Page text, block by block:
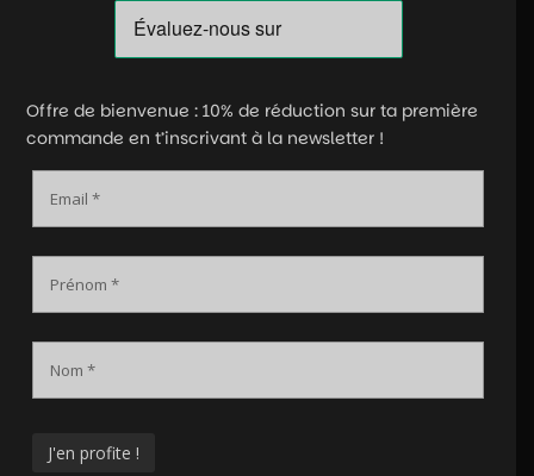
Offre de bienvenue : 10% de réduction sur ta première
commande en t’inscrivant à la newsletter !